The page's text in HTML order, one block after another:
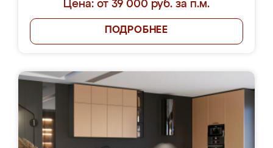
Цена: от 39 000 руб. за п.м.
ПОДРОБНЕЕ